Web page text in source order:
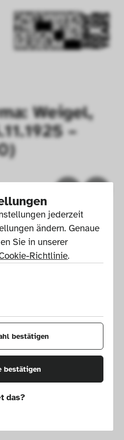
jederzeit
ändern. Genaue
Informationen finden Sie in unserer
Richtlinie.
bestätigen
bestätigen
das?
können wir durch
Weigel,
–